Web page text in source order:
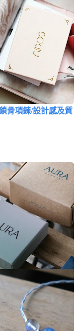
骨項鍊/設計感及質